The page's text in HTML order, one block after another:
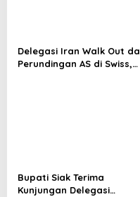
Delegasi Iran Walk Out
Perundingan AS di Swiss,
Bupati Siak Terima
Kunjungan Delegasi